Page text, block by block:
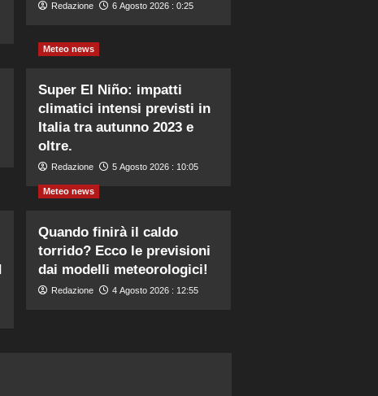
Redazione 6 Agosto 2026 : 0:25
Meteo news
Super El Niño: impatti
climatici intensi previsti in
Italia tra autunno 2023 e
oltre.
Redazione 5 Agosto 2026 : 10:05
Meteo news
Quando finirà il caldo
torrido? Ecco le previsioni
dai modelli meteorologici!
Redazione 4 Agosto 2026 : 12:55